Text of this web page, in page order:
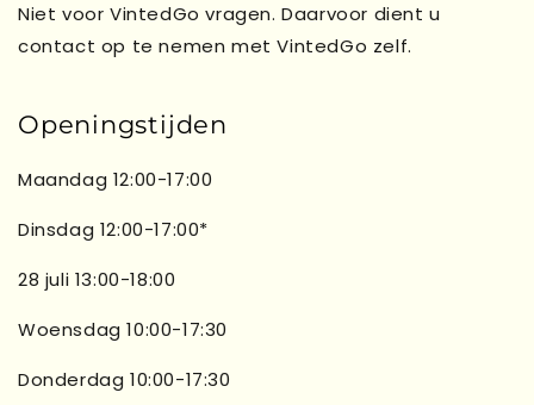
Niet voor VintedGo vragen. Daarvoor dient u
contact op te nemen met VintedGo zelf.
Openingstijden
Maandag 12:00-17:00
Dinsdag 12:00-17:00*
28 juli 13:00-18:00
Woensdag 10:00-17:30
Donderdag 10:00-17:30